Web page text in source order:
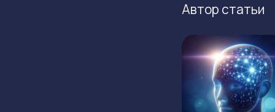
Автор статьи